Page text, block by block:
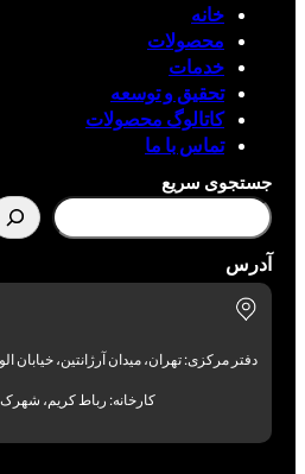
خانه
محصولات
خدمات
تحقیق و توسعه
کاتالوگ محصولات
تماس با ما
جستجوی سریع
آدرس
دفتر مرکزی: تهران، میدان آرژانتین، خیابان
کارخانه: رباط کریم، شهرک